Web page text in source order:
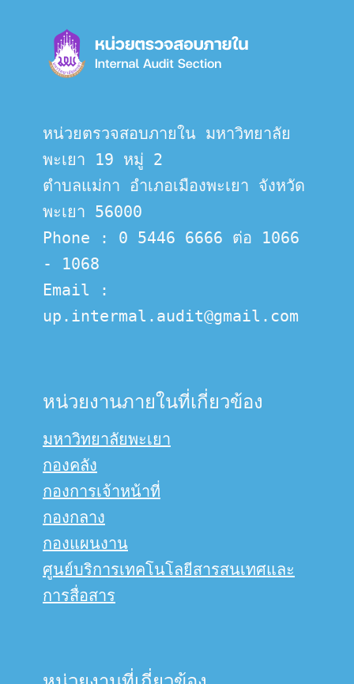
หน่วยตรวจสอบภายใน มหาวิทยาลัย
พะเยา 19 หมู่ 2
ตำบลแม่กา อำเภอเมืองพะเยา จังหวัด
พะเยา 56000
Phone : 0 5446 6666 ต่อ 1066
- 1068
Email :
up.intermal.audit@gmail.com
หน่วยงานภายในที่เกี่ยวข้อง
มหาวิทยาลัยพะเยา
กองคลัง
กองการเจ้าหน้าที่
กองกลาง
กองแผนงาน
ศูนย์บริการเทคโนโลยีสารสนเทศและ
การสื่อสาร